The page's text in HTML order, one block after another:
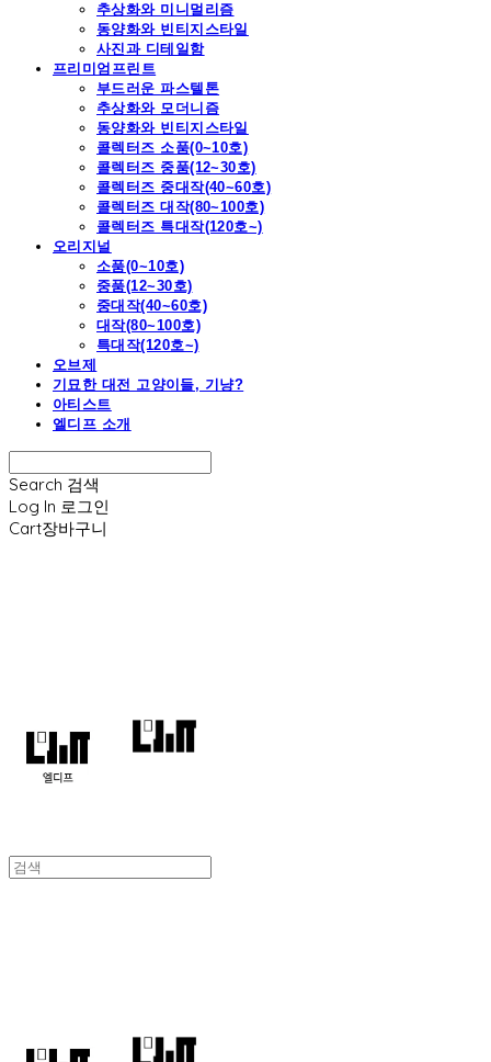
추상화와 미니멀리즘
동양화와 빈티지스타일
사진과 디테일함
프리미엄프린트
부드러운 파스텔톤
추상화와 모더니즘
동양화와 빈티지스타일
콜렉터즈 소품(0~10호)
콜렉터즈 중품(12~30호)
콜렉터즈 중대작(40~60호)
콜렉터즈 대작(80~100호)
콜렉터즈 특대작(120호~)
오리지널
소품(0~10호)
중품(12~30호)
중대작(40~60호)
대작(80~100호)
특대작(120호~)
오브제
기묘한 대전 고양이들, 기냥?
아티스트
엘디프 소개
Search 검색
Log In 로그인
Cart장바구니